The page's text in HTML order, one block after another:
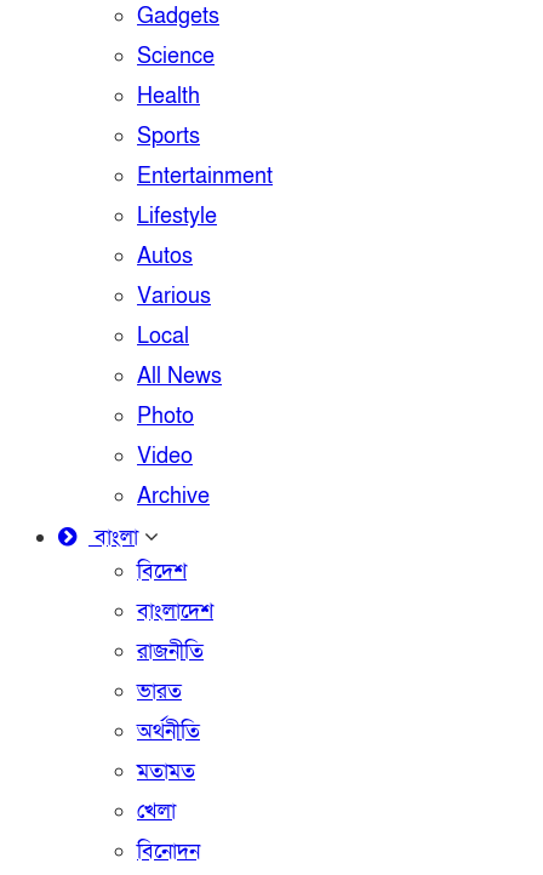
Gadgets
Science
Health
Sports
Entertainment
Lifestyle
Autos
Various
Local
All News
Photo
Video
Archive
বাংলা
বিদেশ
বাংলাদেশ
রাজনীতি
ভারত
অর্থনীতি
মতামত
খেলা
বিনোদন